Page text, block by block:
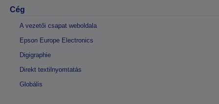
Cég
A vezetői csapat weboldala
Epson Europe Electronics
Digigraphie
Direkt textilnyomtatás
Globális